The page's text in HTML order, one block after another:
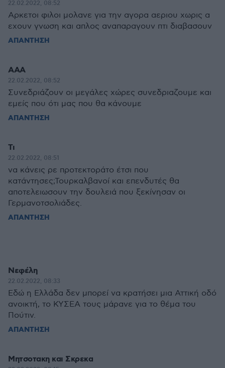
22.02.2022, 08:52
Αρκετοι φιλοι μολανε για την αγορα αεριου χωρις α
εχουν γνωση και απλος αναπαραγουν πτι διαβασουν
ΑΠΑΝΤΗΣΗ
ΑΑΑ
22.02.2022, 08:52
Συνεδριάζουν οι μεγάλες χώρες συνεδριαζουμε και
εμείς που ότι μας που θα κάνουμε
ΑΠΑΝΤΗΣΗ
Τι
22.02.2022, 08:51
να κάνεις ρε προτεκτοράτο έτσι που
κατάντησες;Τουρκαλβανοί και επενδυτές θα
αποτελειωσουν την δουλειά που ξεκίνησαν οι
Γερμανοτσολιάδες.
ΑΠΑΝΤΗΣΗ
Νεφέλη
22.02.2022, 08:33
Εδώ η Ελλάδα δεν μπορεί να κρατήσει μια Αττική οδό
ανοικτή, το ΚΥΣΕΑ τους μάρανε για το θέμα του
Πούτιν.
ΑΠΑΝΤΗΣΗ
Μητσοτακη και Σκρεκα